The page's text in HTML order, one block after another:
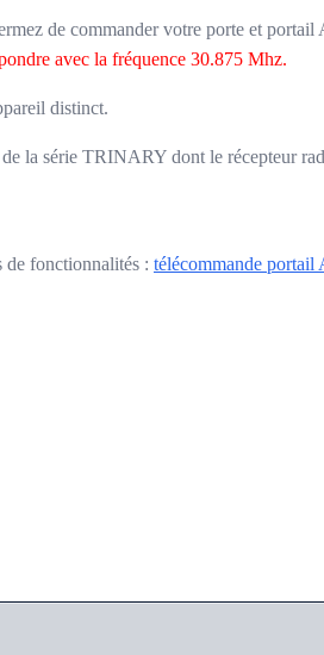
de commander votre porte et
avec la fréquence 30.875 Mhz.
distinct.
la série TRINARY dont le récepteur
fonctionnalités : télécommande